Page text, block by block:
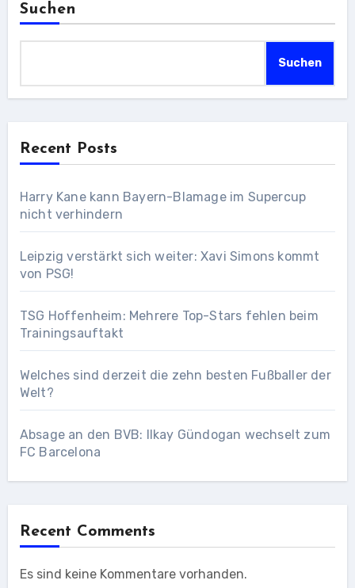
Suchen
Suchen
Recent Posts
Harry Kane kann Bayern-Blamage im Supercup
nicht verhindern
Leipzig verstärkt sich weiter: Xavi Simons kommt
von PSG!
TSG Hoffenheim: Mehrere Top-Stars fehlen beim
Trainingsauftakt
Welches sind derzeit die zehn besten Fußballer der
Welt?
Absage an den BVB: Ilkay Gündogan wechselt zum
FC Barcelona
Recent Comments
Es sind keine Kommentare vorhanden.